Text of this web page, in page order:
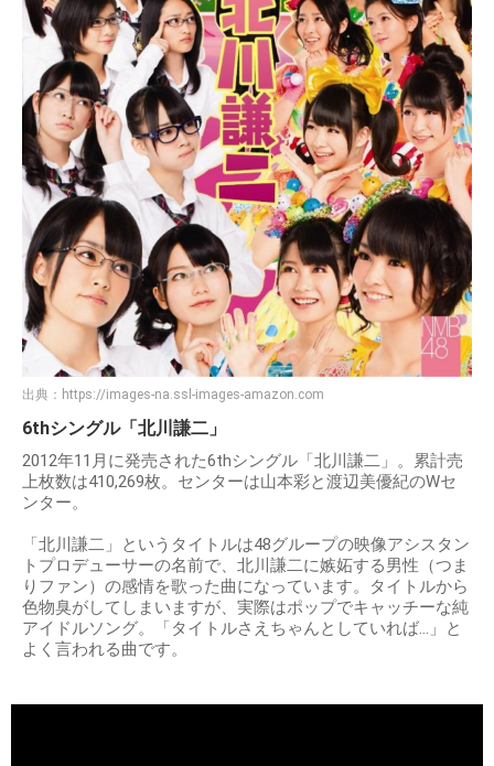
出典： https://images-na.ssl-images-amazon.com
6thシングル「北川謙二」
2012年11月に発売された6thシングル「北川謙二」。累計売
上枚数は410,269枚。センターは山本彩と渡辺美優紀のWセ
ンター。
「北川謙二」というタイトルは48グループの映像アシスタン
トプロデューサーの名前で、北川謙二に嫉妬する男性（つま
りファン）の感情を歌った曲になっています。タイトルから
色物臭がしてしまいますが、実際はポップでキャッチーな純
アイドルソング。「タイトルさえちゃんとしていれば…」と
よく言われる曲です。